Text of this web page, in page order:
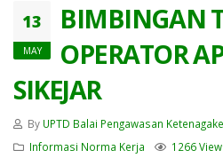
13
MAY
BIMBINGAN
OPERATOR
SIKEJAR
By UPTD Balai Pengawasan
Informasi Norma Kerja
1266